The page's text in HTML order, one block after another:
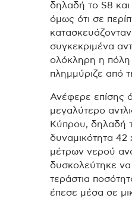
δηλαδή το S8
όμως ότι σε
συγκεκριμένα
ολόκληρη η
πλημμύριζε από
Ανέφερε επίσης
μεγαλύτερο
Κύπρου, δηλαδή
δυναμικότητα 42
μέτρων νερού
δυσκολεύτηκε
τεράστια
έπεσε μέσα σε